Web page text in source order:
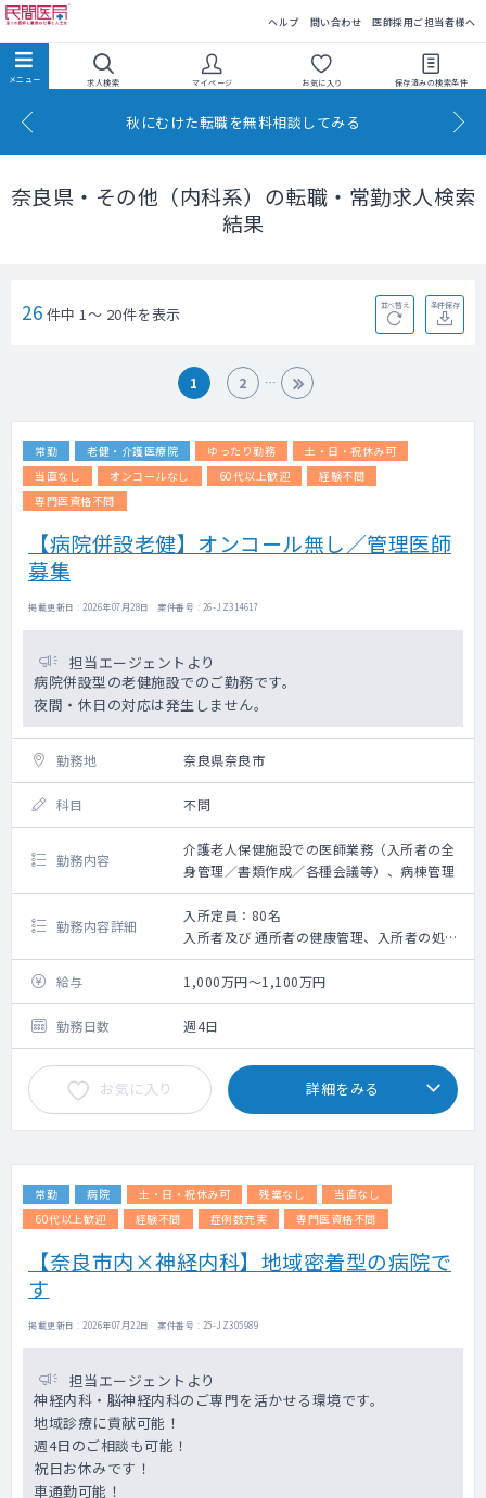
ヘルプ 問い合わせ 医師採用ご担当者様へ
求人検索 マイページ お気に入り 保存済みの検索条件
秋にむけた転職を無料相談してみる
奈良県・その他（内科系）の転職・常勤求人検索
結果
26 件中 1～ 20件を表示 並べ替え 条件保存
1 2
常勤 老健・介護医療院 ゆったり勤務
土・日・祝休み可
当直なし
オンコールなし 60代以上歓迎
経験不問
専門医資格不問
【病院併設老健】オンコール無し／管理医師
募集
掲載更新日 : 2026年07月28日 案件番号 : 26-JZ314617
担当エージェントより
病院併設型の老健施設でのご勤務です。
夜間・休日の対応は発生しません。
勤務地 奈良県奈良市
科目 不問
勤務内容
介護老人保健施設での医師業務（入所者の全
身管理／書類作成／各種会議等）、病棟管理
勤務内容詳細
入所定員：80名
入所者及び 通所者の健康管理、入所者の処方
箋作成、各種会議の参加
給与
1,000万円～1,100万円
勤務日数 週4日
お気に入り 詳細をみる
常勤 病院 土・日・祝休み可 残業なし
当直なし
60代以上歓迎
経験不問 症例数充実 専門医資格不問
【奈良市内×神経内科】地域密着型の病院で
す
掲載更新日 : 2026年07月22日 案件番号 : 25-JZ305989
担当エージェントより
神経内科・脳神経内科のご専門を活かせる環境です。
地域診療に貢献可能！
週4日のご相談も可能！
祝日お休みです！
車通勤可能！